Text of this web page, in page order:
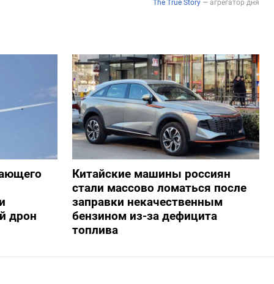
дрон
Китайские машины россиян
стали массово ломаться после
заправки некачественным
бензином из-за дефицита
топлива